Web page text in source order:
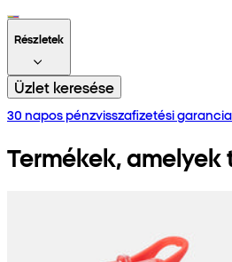
Részletek
Üzlet keresése
30 napos pénzvisszafizetési garancia
Termékek,